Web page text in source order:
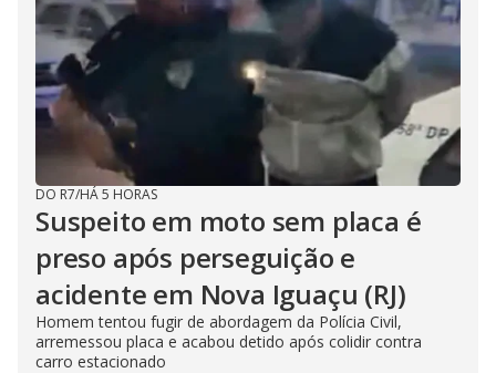
DO R7/HÁ 5 HORAS
Suspeito em moto sem placa é
preso após perseguição e
acidente em Nova Iguaçu (RJ)
Homem tentou fugir de abordagem da Polícia Civil,
arremessou placa e acabou detido após colidir contra
carro estacionado